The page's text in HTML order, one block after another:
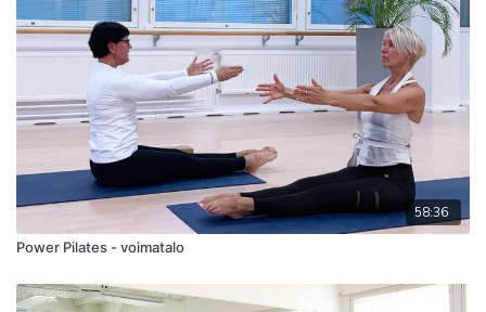
58:36
Power Pilates - voimatalo